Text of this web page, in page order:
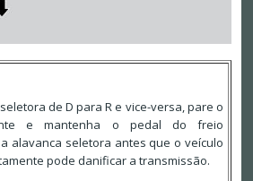
de D para R e vice-versa, pare o
e mantenha o pedal do freio
alavanca seletora antes que o veículo
pode danificar a transmissão.